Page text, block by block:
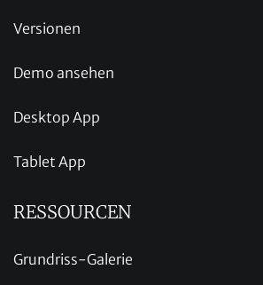
Versionen
Demo ansehen
Desktop App
Tablet App
RESSOURCEN
Grundriss-Galerie